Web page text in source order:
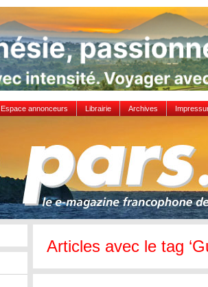
Espace annonceurs Librairie Archives
Articles avec le tag